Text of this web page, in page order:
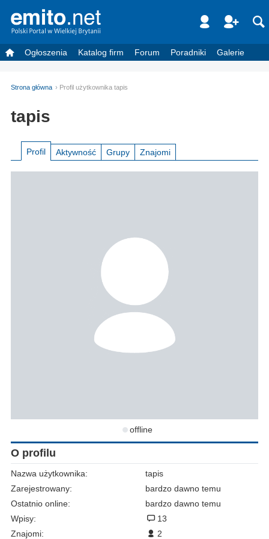
Ogłoszenia Katalog firm Forum Poradniki Galerie
Strona główna Profil użytkownika tapis
tapis
Profil Aktywność Grupy Znajomi
offline
O profilu
Nazwa użytkownika:
tapis
Zarejestrowany:
bardzo dawno temu
Ostatnio online:
bardzo dawno temu
Wpisy:
13
Znajomi:
2